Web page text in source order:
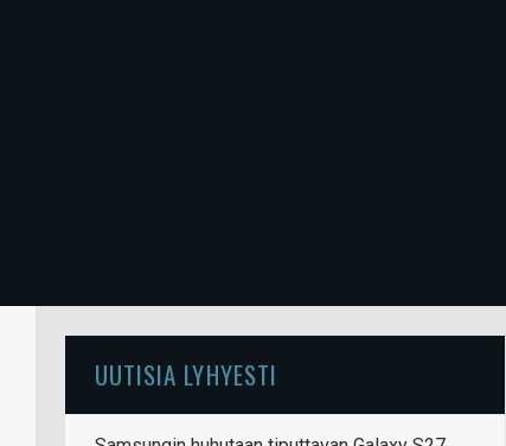
UUTISIA LYHYESTI